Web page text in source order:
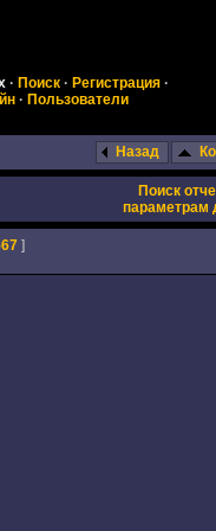
· Поиск· Регистрация·
· Пользователи
Назад
Поиск
параметрам
]